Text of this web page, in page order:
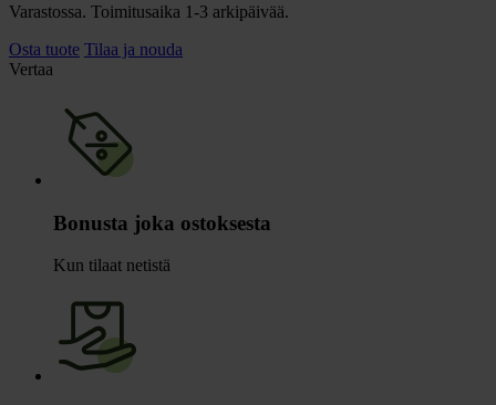
Varastossa. Toimitusaika 1-3 arkipäivää.
Osta tuote Tilaa ja nouda
Vertaa
Bonusta joka ostoksesta
Kun tilaat netistä